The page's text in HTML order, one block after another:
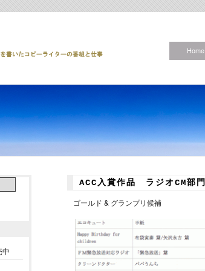
Home
中
ACC入賞作品 ラジオCM部門
ゴールド & グランプリ候補